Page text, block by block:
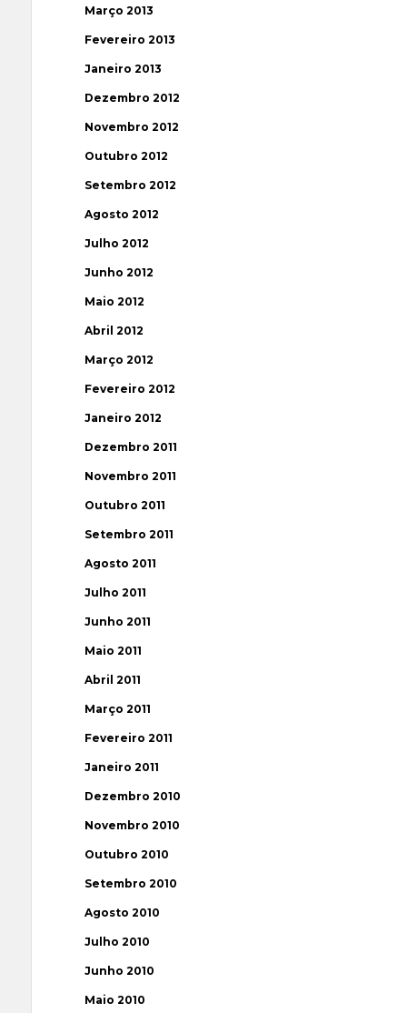
Março 2013
Fevereiro 2013
Janeiro 2013
Dezembro 2012
Novembro 2012
Outubro 2012
Setembro 2012
Agosto 2012
Julho 2012
Junho 2012
Maio 2012
Abril 2012
Março 2012
Fevereiro 2012
Janeiro 2012
Dezembro 2011
Novembro 2011
Outubro 2011
Setembro 2011
Agosto 2011
Julho 2011
Junho 2011
Maio 2011
Abril 2011
Março 2011
Fevereiro 2011
Janeiro 2011
Dezembro 2010
Novembro 2010
Outubro 2010
Setembro 2010
Agosto 2010
Julho 2010
Junho 2010
Maio 2010